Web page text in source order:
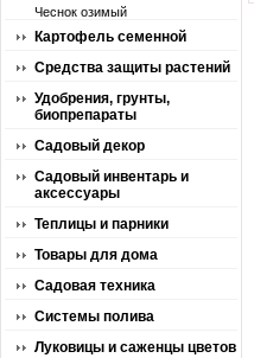
Чеснок озимый
Картофель семенной
Средства защиты растений
Удобрения, грунты,
биопрепараты
Садовый декор
Садовый инвентарь и
аксессуары
Теплицы и парники
Товары для дома
Садовая техника
Системы полива
Луковицы и саженцы цветов